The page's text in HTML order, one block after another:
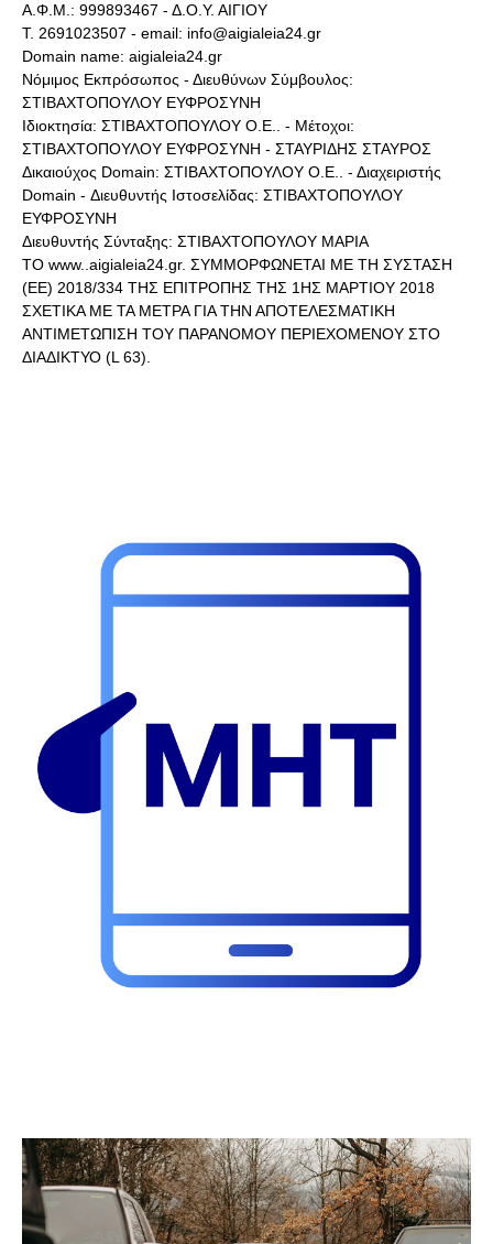
Α.Φ.Μ.: 999893467 - Δ.Ο.Υ. ΑΙΓΙΟΥ
Τ. 2691023507 - email: info@aigialeia24.gr
Domain name: aigialeia24.gr
Νόμιμος Εκπρόσωπος - Διευθύνων Σύμβουλος:
ΣΤΙΒΑΧΤΟΠΟΥΛΟΥ ΕΥΦΡΟΣΥΝΗ
Ιδιοκτησία: ΣΤΙΒΑΧΤΟΠΟΥΛΟΥ Ο.Ε.. - Μέτοχοι:
ΣΤΙΒΑΧΤΟΠΟΥΛΟΥ ΕΥΦΡΟΣΥΝΗ - ΣΤΑΥΡΙΔΗΣ ΣΤΑΥΡΟΣ
Δικαιούχος Domain: ΣΤΙΒΑΧΤΟΠΟΥΛΟΥ Ο.Ε.. - Διαχειριστής
Domain - Διευθυντής Ιστοσελίδας: ΣΤΙΒΑΧΤΟΠΟΥΛΟΥ
ΕΥΦΡΟΣΥΝΗ
Διευθυντής Σύνταξης: ΣΤΙΒΑΧΤΟΠΟΥΛΟΥ ΜΑΡΙΑ
ΤΟ www..aigialeia24.gr. ΣΥΜΜΟΡΦΩΝΕΤΑΙ ΜΕ ΤΗ ΣΥΣΤΑΣΗ
(ΕΕ) 2018/334 ΤΗΣ ΕΠΙΤΡΟΠΗΣ ΤΗΣ 1ΗΣ ΜΑΡΤΙΟΥ 2018
ΣΧΕΤΙΚΑ ΜΕ ΤΑ ΜΕΤΡΑ ΓΙΑ ΤΗΝ ΑΠΟΤΕΛΕΣΜΑΤΙΚΗ
ΑΝΤΙΜΕΤΩΠΙΣΗ ΤΟΥ ΠΑΡΑΝΟΜΟΥ ΠΕΡΙΕΧΟΜΕΝΟΥ ΣΤΟ
ΔΙΑΔΙΚΤΥΟ (L 63).